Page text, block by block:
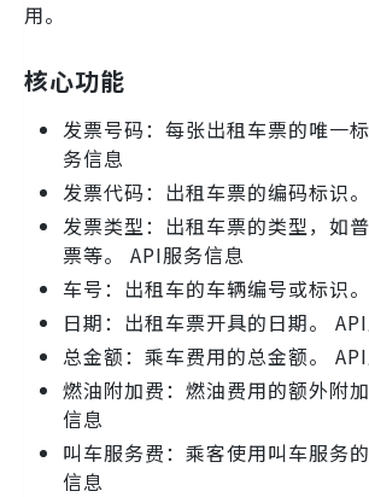
用。
核心功能
发票号码：每张出租车票的唯一
务信息
发票代码：出租车票的编码标识
发票类型：出租车票的类型，如
票等。 API服务信息
车号：出租车的车辆编号或标识
日期：出租车票开具的日期。
总金额：乘车费用的总金额。
燃油附加费：燃油费用的额外附
信息
叫车服务费：乘客使用叫车服务
信息